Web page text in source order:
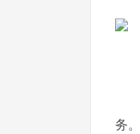
务。